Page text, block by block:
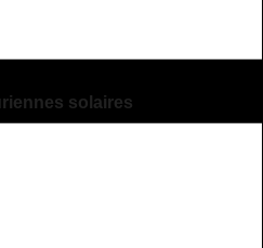
solaires